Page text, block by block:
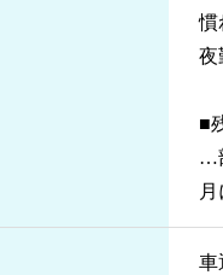
慣
夜
■
…
車